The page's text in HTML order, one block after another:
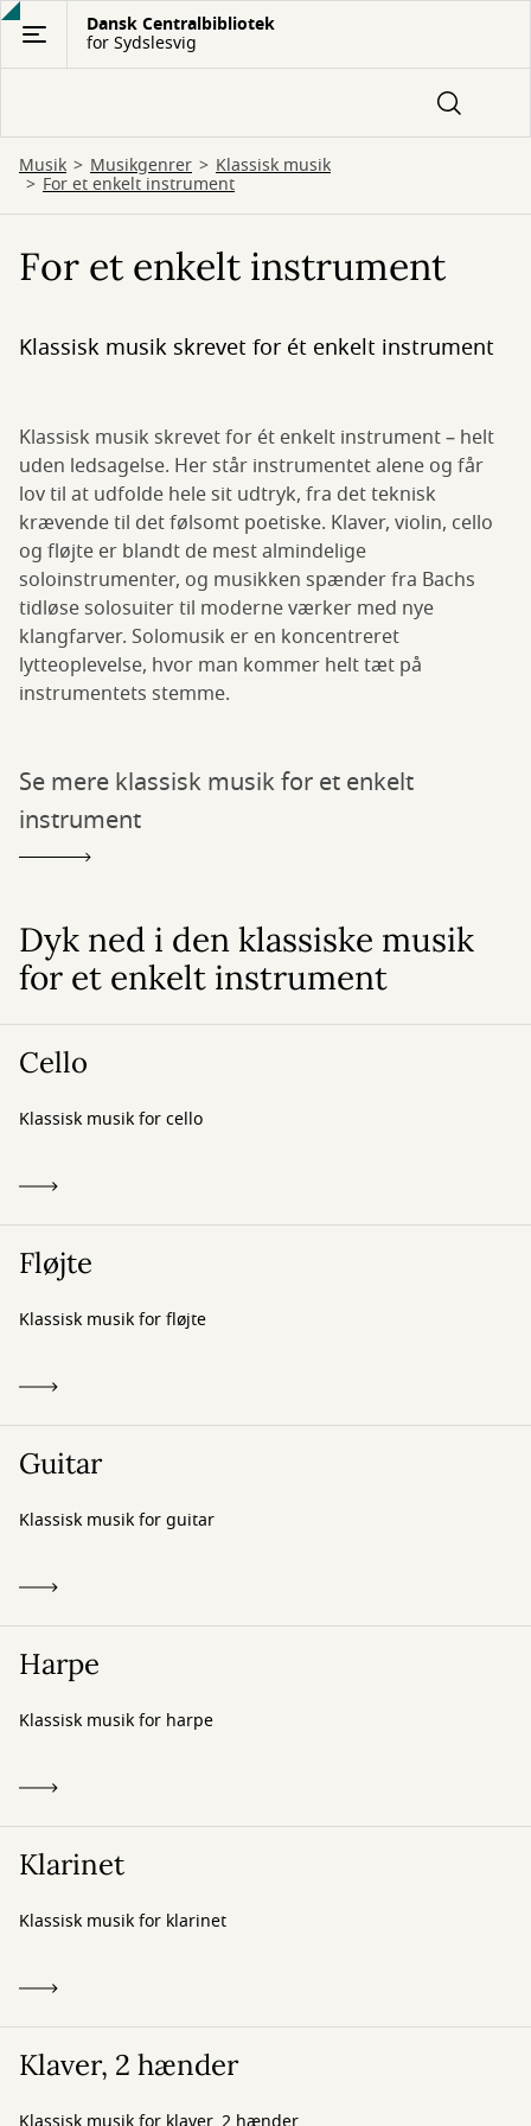
Gå
hovedindhold
Dansk Centralbibliotek
for Sydslesvig
Musik Musikgenrer Klassisk musik
For et enkelt instrument
For et enkelt instrument
Klassisk musik skrevet for ét enkelt instrument
Klassisk musik skrevet for ét enkelt instrument – helt
uden ledsagelse. Her står instrumentet alene og får
lov til at udfolde hele sit udtryk, fra det teknisk
krævende til det følsomt poetiske. Klaver, violin, cello
og fløjte er blandt de mest almindelige
soloinstrumenter, og musikken spænder fra Bachs
tidløse solosuiter til moderne værker med nye
klangfarver. Solomusik er en koncentreret
lytteoplevelse, hvor man kommer helt tæt på
instrumentets stemme.
Se mere klassisk musik for et enkelt
instrument
Dyk ned i den klassiske musik
for et enkelt instrument
Cello
Klassisk musik for cello
Fløjte
Klassisk musik for fløjte
Guitar
Klassisk musik for guitar
Harpe
Klassisk musik for harpe
Klarinet
Klassisk musik for klarinet
Klaver, 2 hænder